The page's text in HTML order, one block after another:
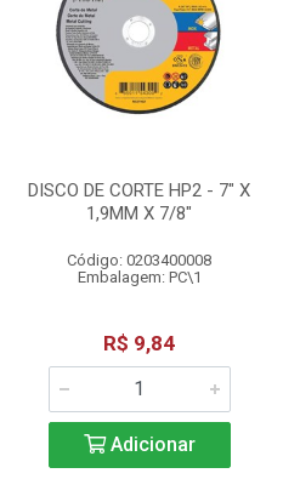
DISCO DE CORTE HP2 - 7" X
1,9MM X 7/8"
Código: 0203400008
Embalagem: PC\1
R$ 9,84
Adicionar